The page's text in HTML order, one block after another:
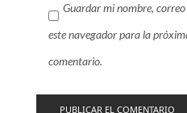
Guardar mi nombre,
este navegador para la
comentario.